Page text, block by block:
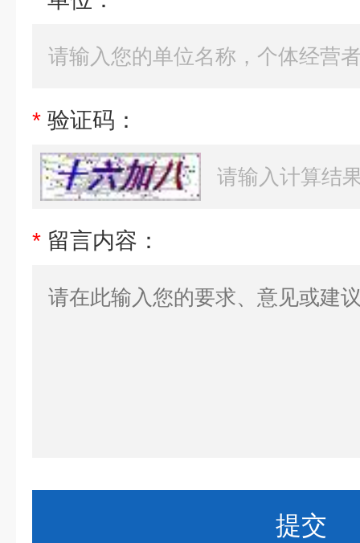
* 验证码：
* 留言内容：